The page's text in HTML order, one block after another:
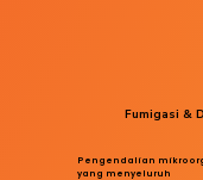
Pengendalian
yang menyeluruh
Fumigasi &